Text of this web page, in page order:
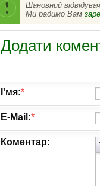
Шановний
Ми радимо Вам
Додати
І'мя:*
E-Mail:*
Коментар: